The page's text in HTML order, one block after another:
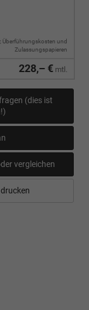
Überführungskosten und
Zulassungspapieren
228,– € mtl.
(dies ist
vergleichen